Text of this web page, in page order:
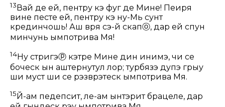
13Вай де ей, пентру кэ фуг де Мине! Пеиря
вине песте ей, пентру кэ ну-Мь сунт
крединчошь! Аш вря сэ-й скапⓞ, дар ей спун
минчунь ымпотрива Мя!
14Ну стригэⓟ кэтре Мине дин инимэ, чи се
боческ ын аштернутул лор; турбязэ дупэ грыу
ши муст ши се рэзврэтеск ымпотрива Мя.
15 Й-ам педепсит, ле-ам ынтэрит брацеле, дар